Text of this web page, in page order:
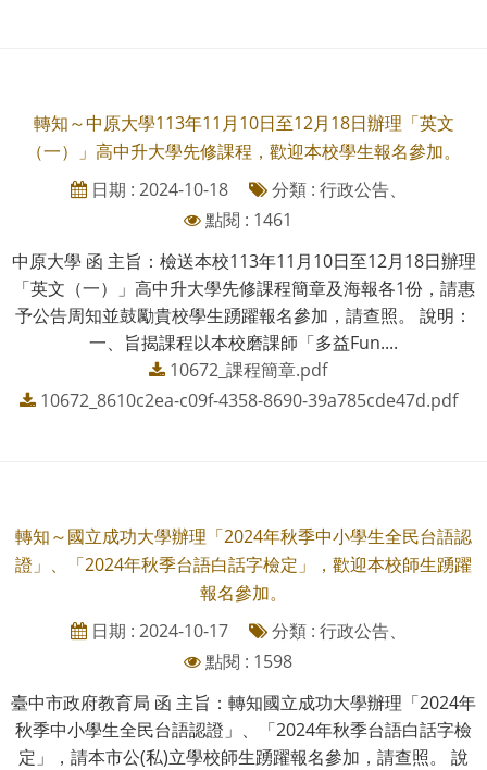
轉知～中原大學113年11月10日至12月18日辦理「英文
（一）」高中升大學先修課程，歡迎本校學生報名參加。
日期 : 2024-10-18
分類 : 行政公告、
點閱 : 1461
中原大學 函 主旨：檢送本校113年11月10日至12月18日辦理
「英文（一）」高中升大學先修課程簡章及海報各1份，請惠
予公告周知並鼓勵貴校學生踴躍報名參加，請查照。 說明：
一、旨揭課程以本校磨課師「多益Fun....
10672_課程簡章.pdf
10672_8610c2ea-c09f-4358-8690-39a785cde47d.pdf
轉知～國立成功大學辦理「2024年秋季中小學生全民台語認
證」、「2024年秋季台語白話字檢定」，歡迎本校師生踴躍
報名參加。
日期 : 2024-10-17
分類 : 行政公告、
點閱 : 1598
臺中市政府教育局 函 主旨：轉知國立成功大學辦理「2024年
秋季中小學生全民台語認證」、「2024年秋季台語白話字檢
定」，請本市公(私)立學校師生踴躍報名參加，請查照。 說